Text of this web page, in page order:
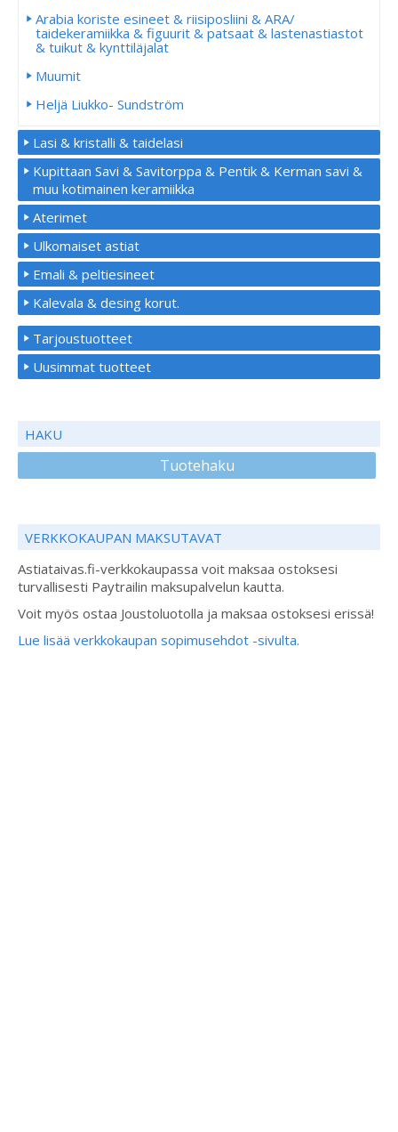
Arabia koriste esineet & riisiposliini & ARA/
taidekeramiikka & figuurit & patsaat & lastenastiastot
& tuikut & kynttiläjalat
Muumit
Heljä Liukko- Sundström
Lasi & kristalli & taidelasi
Kupittaan Savi & Savitorppa & Pentik & Kerman savi &
muu kotimainen keramiikka
Aterimet
Ulkomaiset astiat
Emali & peltiesineet
Kalevala & desing korut.
Tarjoustuotteet
Uusimmat tuotteet
HAKU
Tuotehaku
VERKKOKAUPAN MAKSUTAVAT
Astiataivas.fi-verkkokaupassa voit maksaa ostoksesi
turvallisesti Paytrailin maksupalvelun kautta.
Voit myös ostaa Joustoluotolla ja maksaa ostoksesi erissä!
Lue lisää verkkokaupan sopimusehdot -sivulta.